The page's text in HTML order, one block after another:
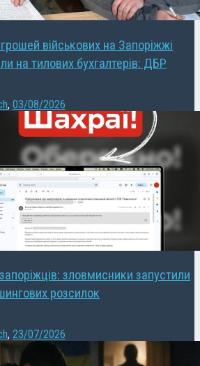
військових на Запоріжжі
на тилових бухгалтерів: ДБР
, 03/08/2026
зловмисники запустили
розсилок
, 23/07/2026